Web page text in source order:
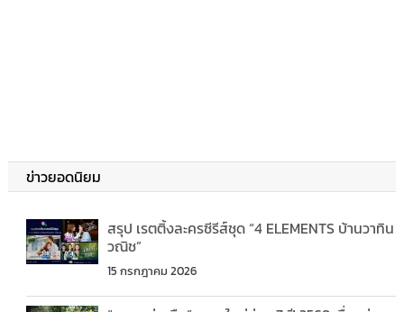
ข่าวยอดนิยม
สรุป เรตติ้งละครซีรีส์ชุด “4 ELEMENTS บ้านวาทิน
วณิช”
15 กรกฎาคม 2026